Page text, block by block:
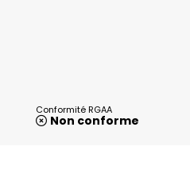
Conformité RGAA
Non conforme